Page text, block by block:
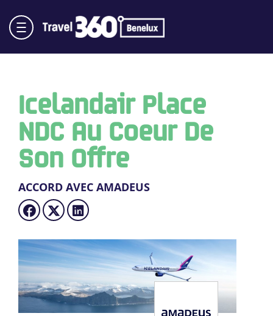
Icelandair Place
NDC Au Coeur De
Son Offre
ACCORD AVEC AMADEUS